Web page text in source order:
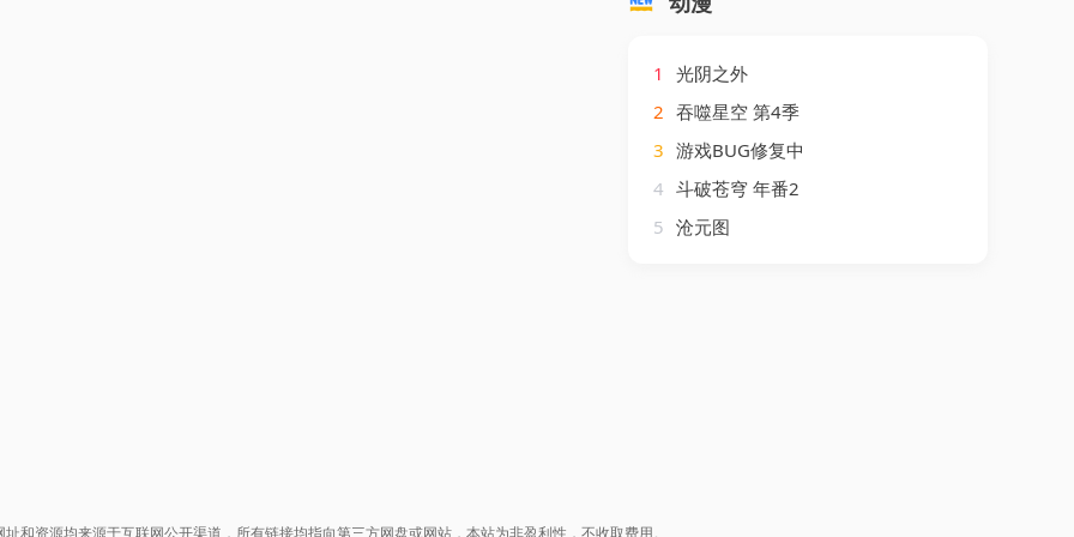
1
光阴之外
2 吞噬星空 第4季
3 游戏BUG修复中
4 斗破苍穹 年番2
5 沧元图
和资源均来源于互联网公开渠道，所有链接均指向第三方网盘或网站，本站为非盈利性，不收取费用。